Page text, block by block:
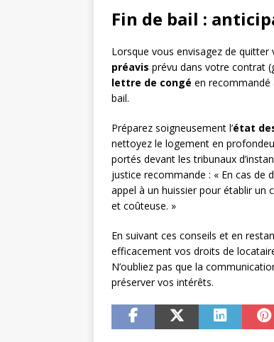
Fin de bail :
Lorsque vous envisagez de
préavis prévu dans votre contrat
lettre de congé en recommandé
bail.
Préparez soigneusement l’état
nettoyez le logement en
portés devant les tribunaux
justice recommande : « En cas de
appel à un huissier pour établir un
et coûteuse. »
En suivant ces conseils et en
efficacement vos droits de
N’oubliez pas que la
préserver vos intérêts.